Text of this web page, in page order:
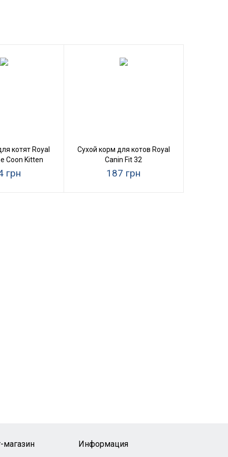
котят Royal
Coon Kitten
грн
Сухой корм для котов Royal
Canin Fit 32
187 грн
магазин Информация